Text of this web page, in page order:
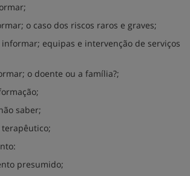
o caso dos riscos raros e graves;
informar; equipas e intervenção de serviços
o doente ou a família?;
saber;
presumido;